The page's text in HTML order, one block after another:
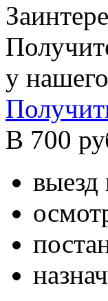
у
В 700
выезд